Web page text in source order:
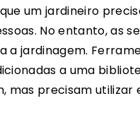
um jardineiro
No entanto, as
a jardinagem.
a uma
mas precisam utilizar